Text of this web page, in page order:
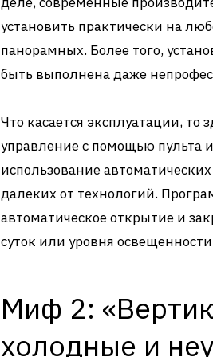
установить практически на
панорамных. Более того,
быть выполнена даже
Что касается эксплуатации,
управление с помощью пульта
использование
далеких от технологий.
автоматическое открытие и
суток или уровня
Миф 2:
холодные и